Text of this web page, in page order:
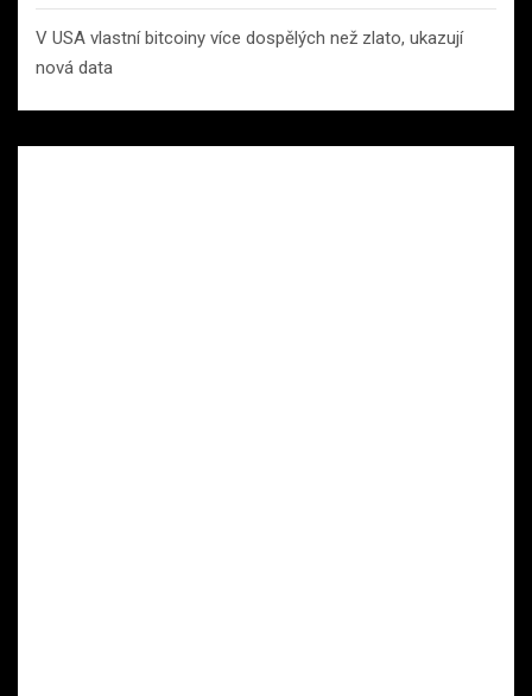
V USA vlastní bitcoiny více dospělých než zlato, ukazují
nová data